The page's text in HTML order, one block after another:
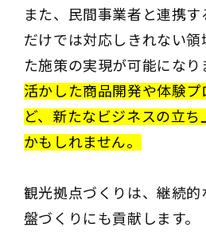
また、民間事業者と連携
だけでは対応しきれない領
た施策の実現が可能になり
活かした商品開発や体験プ
ど、新たなビジネスの立ち
かもしれません。
観光拠点づくりは、継続
盤づくりにも貢献します。